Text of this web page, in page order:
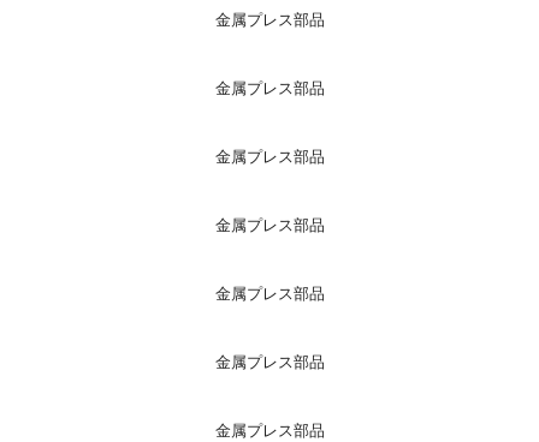
金属プレス部品
金属プレス部品
金属プレス部品
金属プレス部品
金属プレス部品
金属プレス部品
金属プレス部品